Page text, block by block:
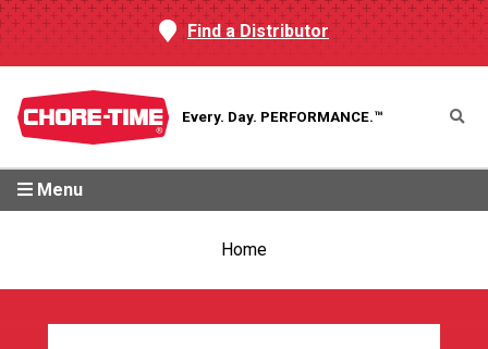
Find a Distributor
Every. Day. PERFORMANCE.™
Menu
Home